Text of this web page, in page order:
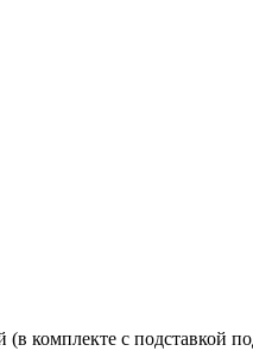
комплекте с подставкой